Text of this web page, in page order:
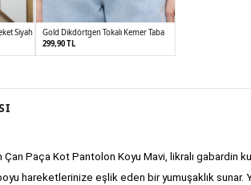
Siyah
Gold Dikdörtgen Tokalı Kemer Taba
299,90 TL
Çan Paça Kot Pantolon Koyu Mavi, likralı gabardin
hareketlerinize eşlik eden bir yumuşaklık sunar.